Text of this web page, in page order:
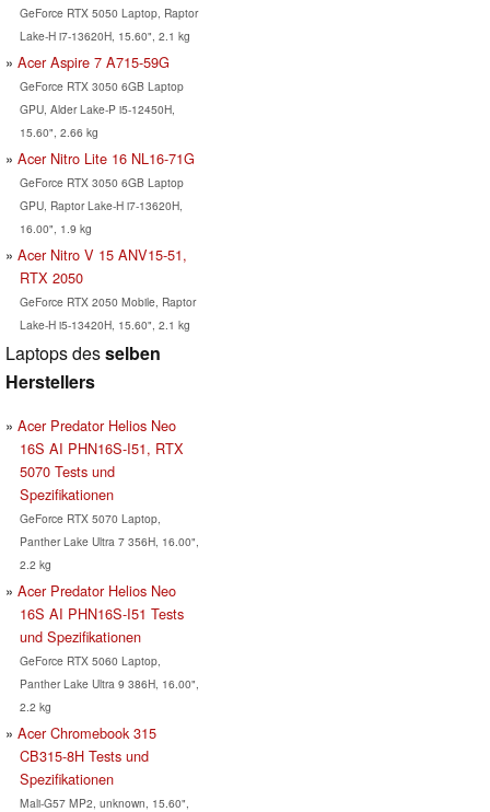
GeForce RTX 5050 Laptop, Raptor
Lake-H i7-13620H, 15.60", 2.1 kg
Acer Aspire 7 A715-59G
GeForce RTX 3050 6GB Laptop
GPU, Alder Lake-P i5-12450H,
15.60", 2.66 kg
Acer Nitro Lite 16 NL16-71G
GeForce RTX 3050 6GB Laptop
GPU, Raptor Lake-H i7-13620H,
16.00", 1.9 kg
Acer Nitro V 15 ANV15-51,
RTX 2050
GeForce RTX 2050 Mobile, Raptor
Lake-H i5-13420H, 15.60", 2.1 kg
Laptops desselben
Herstellers
Acer Predator Helios Neo
16S AI PHN16S-I51, RTX
5070 Tests und
Spezifikationen
GeForce RTX 5070 Laptop,
Panther Lake Ultra 7 356H, 16.00",
2.2 kg
Acer Predator Helios Neo
16S AI PHN16S-I51 Tests
und Spezifikationen
GeForce RTX 5060 Laptop,
Panther Lake Ultra 9 386H, 16.00",
2.2 kg
Acer Chromebook 315
CB315-8H Tests und
Spezifikationen
Mali-G57 MP2, unknown, 15.60",